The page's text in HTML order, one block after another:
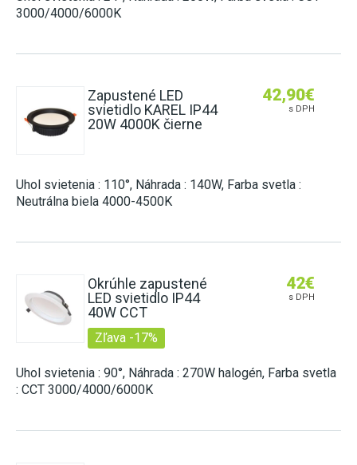
3000/4000/6000K
Zapustené LED
svietidlo KAREL IP44
20W 4000K čierne
42,90€
s DPH
Uhol svietenia : 110°, Náhrada : 140W, Farba svetla :
Neutrálna biela 4000-4500K
Okrúhle zapustené
LED svietidlo IP44
40W CCT
Zľava -17%
42€
s DPH
Uhol svietenia : 90°, Náhrada : 270W halogén, Farba svetla
: CCT 3000/4000/6000K